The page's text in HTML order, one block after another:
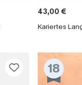
43,00 €
18